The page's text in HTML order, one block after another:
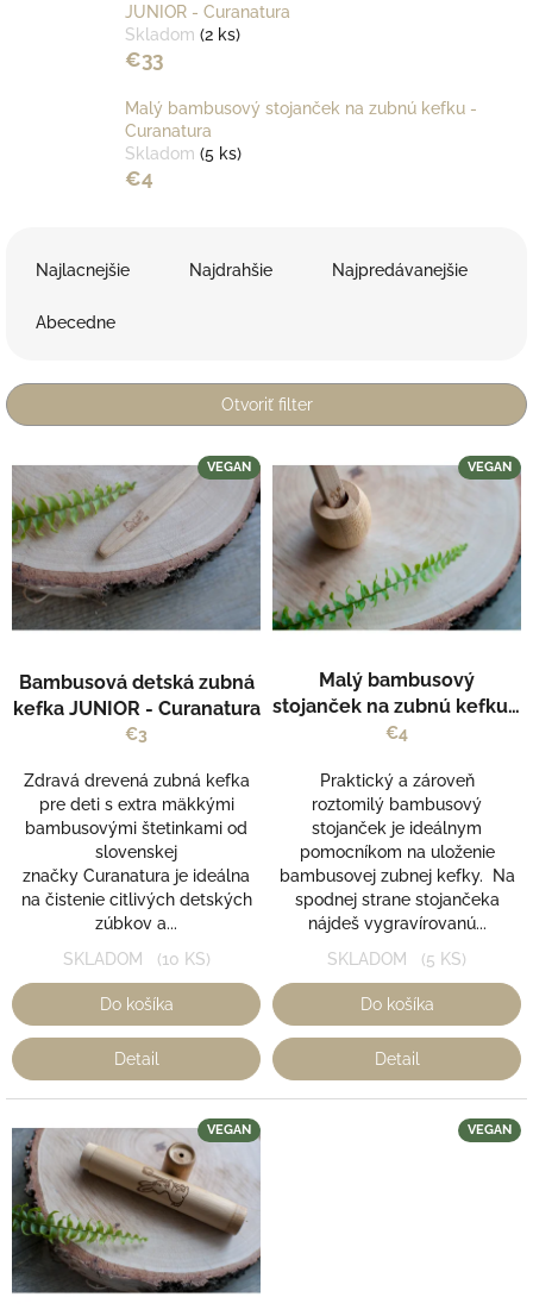
JUNIOR - Curanatura
Skladom (2 ks)
€33
Malý bambusový stojanček na zubnú kefku -
Curanatura
Skladom (5 ks)
€4
e
p
o
d
u
k
t
o
v
Najlacnejšie Najdrahšie Najpredávanejšie
Abecedne
Otvoriť filter
V
p
s
p
u
k
VEGAN
hodnotenie
produktu
je
z
5
hviezdičiek.
Bambusová detská zubná
kefka JUNIOR - Curanatura
€3
Zdravá drevená zubná kefka
pre deti s extra mäkkými
bambusovými štetinkami od
slovenskej
značky Curanatura je ideálna
na čistenie citlivých detských
zúbkov a...
SKLADOM (10 KS)
Do košíka
Detail
VEGAN
Malý bambusový
stojanček na zubnú kefku -
Curanatura
€4
Praktický a zároveň
roztomilý bambusový
stojanček je ideálnym
pomocníkom na uloženie
bambusovej zubnej kefky. Na
spodnej strane stojančeka
nájdeš vygravírovanú...
SKLADOM (5 KS)
Do košíka
Detail
VEGAN VEGAN